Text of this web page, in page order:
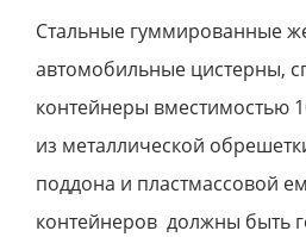
Стальные гуммированные
автомобильные цистерны,
контейнеры вместимостью
из металлической
поддона и пластмассовой
контейнеров должны быть